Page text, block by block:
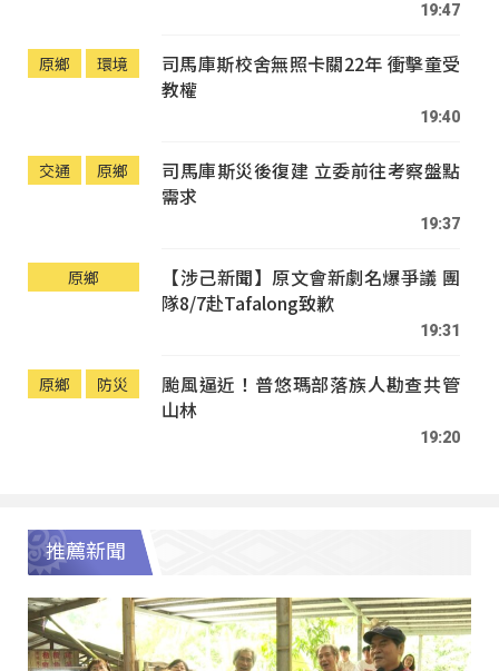
19:47
原鄉 環境
司馬庫斯校舍無照卡關22年 衝擊童受
教權
19:40
交通 原鄉
司馬庫斯災後復建 立委前往考察盤點
需求
19:37
原鄉
【涉己新聞】原文會新劇名爆爭議 團
隊8/7赴Tafalong致歉
19:31
原鄉 防災
颱風逼近！普悠瑪部落族人勘查共管
山林
19:20
推薦新聞